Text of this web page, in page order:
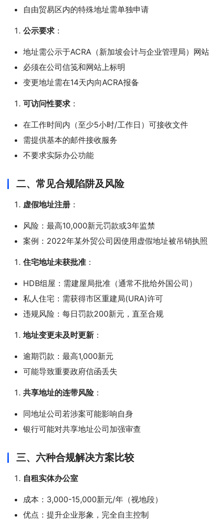
自由贸易区内的特殊地址需单独申请
公示要求 ：
地址需公示于ACRA（新加坡会计与企业管理局）网站
必须在公司信笺和网站上标明
变更地址需在14天内向ACRA报备
可访问性要求 ：
在工作时间内（至少5小时/工作日）可接收文件
需提供基本的邮件接收服务
不要求实际办公功能
二、常见合规陷阱及风险
虚假地址注册 ：
风险：最高10,000新元罚款或3年监禁
案例：2022年某外贸公司因使用虚假地址被吊销执照
住宅地址未获批准 ：
HDB组屋：需建屋局批准（通常不批给外国公司）
私人住宅：需获得市区重建局(URA)许可
违规风险：每日罚款200新元，直至合规
地址变更未及时更新 ：
逾期罚款：最高1,000新元
可能导致重要政府信函丢失
共享地址的连带风险：
同地址公司若涉案可能影响自身
银行可能对共享地址公司加强审查
三、六种合规解决方案比较
自租实体办公室
成本：3,000-15,000新元/年（视地段）
优点：提升企业形象，完全自主控制